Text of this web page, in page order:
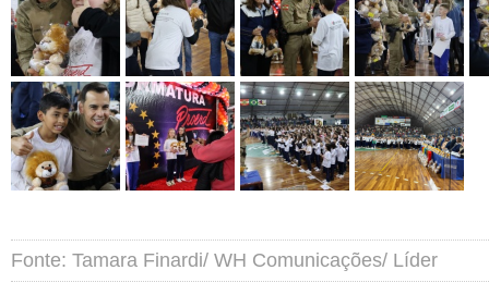
Fonte: Tamara Finardi/ WH Comunicações/ Líder